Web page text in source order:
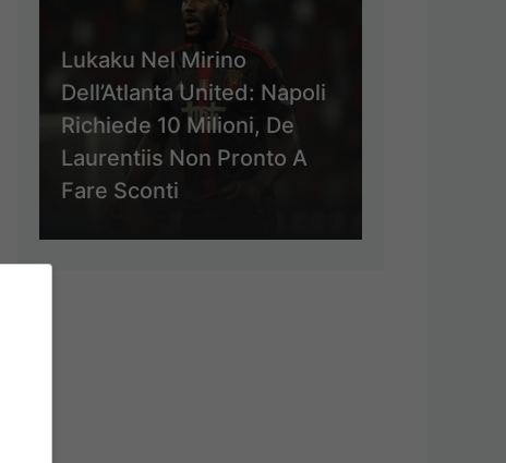
Lukaku Nel Mirino
Dell’Atlanta United: Napoli
Richiede 10 Milioni, De
Laurentiis Non Pronto A
Fare Sconti